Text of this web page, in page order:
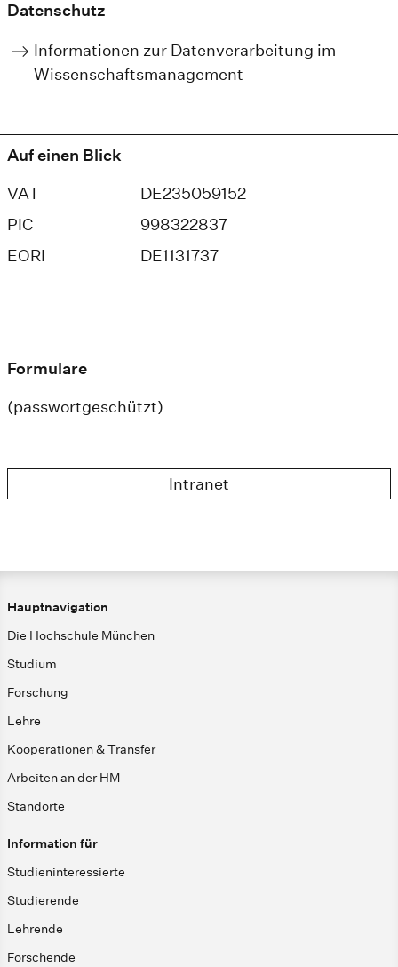
Datenschutz
Informationen zur Datenverarbeitung im
Wissenschaftsmanagement
Auf einen Blick
VAT
PIC
EORI
DE235059152
998322837
DE1131737
Formulare
(passwortgeschützt)
Intranet
Hauptnavigation
Die Hochschule München
Studium
Forschung
Lehre
Kooperationen & Transfer
Arbeiten an der HM
Standorte
Information für
Studieninteressierte
Studierende
Lehrende
Forschende